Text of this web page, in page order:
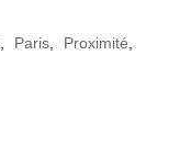
, Paris, Proximité,